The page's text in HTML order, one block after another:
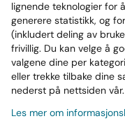
lignende teknologier for
generere statistikk, og
(inkludert deling av
frivillig. Du kan velge å
valgene dine per
eller trekke tilbake dine
nederst på nettsiden vår.
Les mer om